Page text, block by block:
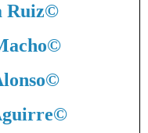
Ruiz©
©
©
©